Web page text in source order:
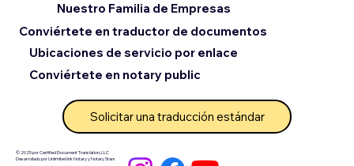
© 2025 por Certified Document Translation, LLC
Desarrollado por Unlimited Ink Notary y Notary Stars
Conviértete en traductor de documentos
Ubicaciones de servicio por enlace
Nuestro Familia de Empresas
Conviértete en notary public
Solicitar una traducción estándar